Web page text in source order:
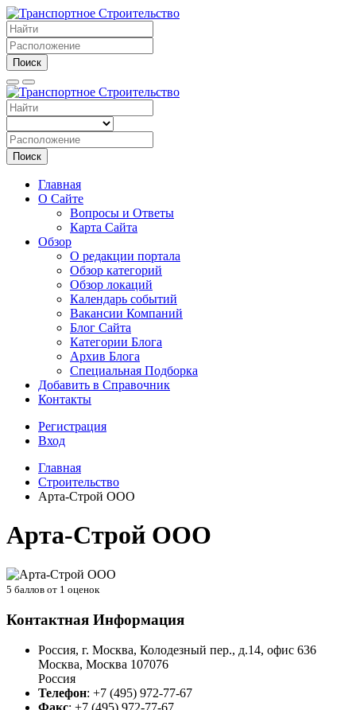
Поиск
Поиск
Главная
О Сайте
Вопросы и Ответы
Карта Сайта
Обзор
О редакции портала
Обзор категорий
Обзор локаций
Календарь событий
Вакансии Компаний
Блог Сайта
Категории Блога
Архив Блога
Специальная Подборка
Добавить в Справочник
Контакты
Регистрация
Вход
Главная
Строительство
Арта-Строй ООО
Арта-Строй ООО
5 баллов от 1 оценок
Контактная Информация
Россия, г. Москва, Колодезный пер., д.14, офис 636
Москва, Москва 107076
Россия
Телефон: +7 (495) 972-77-67